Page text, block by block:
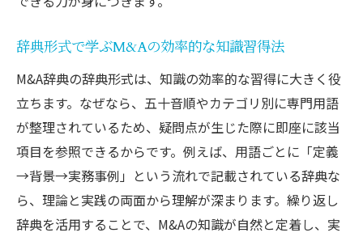
辞典形式で学ぶM&Aの効率的な知識習得法
M&A辞典の辞典形式は、知識の効率的な習得に大きく役
立ちます。なぜなら、五十音順やカテゴリ別に専門用語
が整理されているため、疑問点が生じた際に即座に該当
項目を参照できるからです。例えば、用語ごとに「定義
→背景→実務事例」という流れで記載されている辞典な
ら、理論と実践の両面から理解が深まります。繰り返し
辞典を活用することで、M&Aの知識が自然と定着し、実